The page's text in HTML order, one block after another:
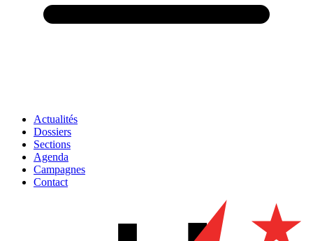
Actualités
Dossiers
Sections
Agenda
Campagnes
Contact